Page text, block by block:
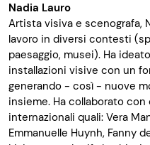
Nadia Lauro
Artista visiva e scenografa,
lavoro in diversi contesti
paesaggio, musei). Ha
installazioni visive con un
generando - così - nuove
insieme. Ha collaborato
internazionali quali: Vera
Emmanuelle Huynh, Fanny